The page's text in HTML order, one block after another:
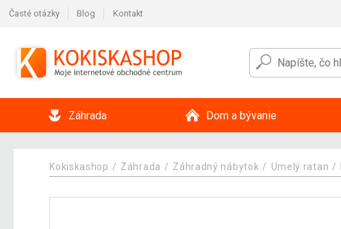
Časté otázky Blog Kontakt
Záhrada Dom a bývanie
Kokiskashop Záhrada Záhradný nábytok Umelý ratan